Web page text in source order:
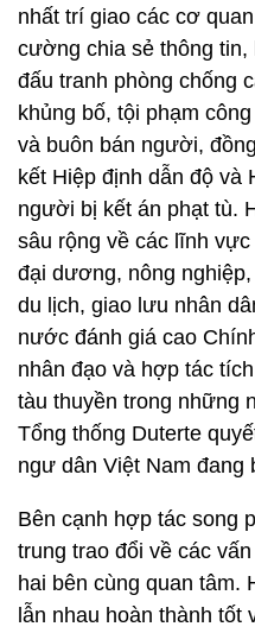
nhất trí giao các cơ
cường chia sẻ thông
đấu tranh phòng chống
khủng bố, tội phạm
và buôn bán người,
kết Hiệp định dẫn độ và
người bị kết án phạt tù.
sâu rộng về các lĩnh
đại dương, nông
du lịch, giao lưu nhân
nước đánh giá cao
nhân đạo và hợp tác
tàu thuyền trong những
Tổng thống Duterte
ngư dân Việt Nam đang
Bên cạnh hợp tác song
trung trao đổi về các
hai bên cùng quan tâm.
lẫn nhau hoàn thành tốt